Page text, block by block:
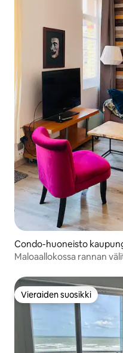
Condo-huoneisto
Maloaallokossa rannan
Vieraiden suosikki
Vieraiden suosikki